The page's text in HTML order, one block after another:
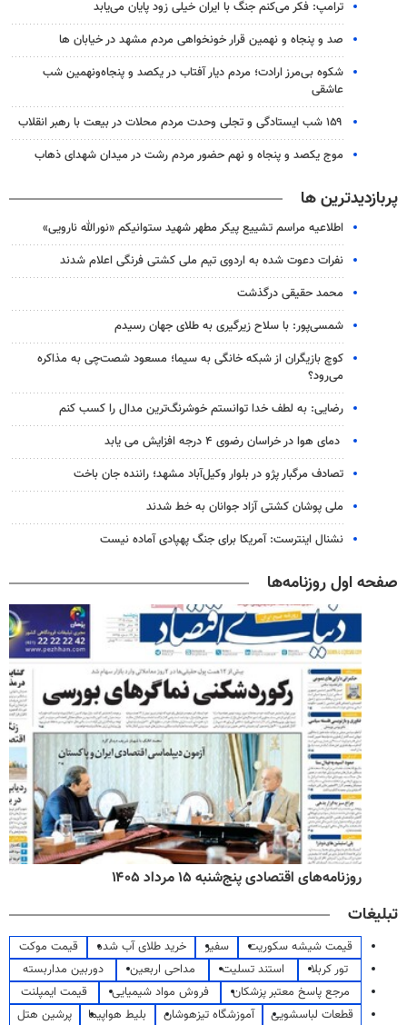
ترامپ: فکر می‌کنم جنگ با ایران خیلی زود پایان می‌یابد
صد و پنجاه و نهمین قرار خونخواهی مردم مشهد در خیابان ها
شکوه بی‌مرز ارادت؛ مردم دیار آفتاب در یکصد و پنجاه‌ونهمین شب
عاشقی
۱۵۹ شب ایستادگی و تجلی وحدت مردم محلات در بیعت با رهبر انقلاب
موج یکصد و پنجاه و نهم حضور مردم رشت در میدان شهدای ذهاب
پربازدیدترین ها
اطلاعیه مراسم تشییع پیکر مطهر شهید ستوانیکم «نورالله نارویی»
نفرات دعوت شده به اردوی تیم ملی کشتی فرنگی اعلام شدند
محمد حقیقی درگذشت
شمسی‌پور: با سلاح زیرگیری به طلای جهان رسیدم
کوچ بازیگران از شبکه خانگی به سیما؛ مسعود شصت‌چی به مذاکره
می‌رود؟
رضایی: به لطف خدا توانستم خوشرنگ‌ترین مدال را کسب کنم
دمای هوا در خراسان رضوی ۴ درجه افزایش می یابد
تصادف مرگبار پژو در بلوار وکیل‌آباد مشهد؛ راننده جان باخت
ملی پوشان کشتی آزاد جوانان به خط شدند
نشنال اینترست: آمریکا برای جنگ پهپادی آماده نیست
صفحه اول روزنامه‌ها
روزنامه‌های اقتصادی پنج‌شنبه ۱۵ مرداد ۱۴۰۵
تبلیغات
قیمت شیشه سکوریت سفیر خرید طلای آب شده
قیمت موکت
تور کربلا
استند تسلیت مداحی اربعین
دوربین مداربسته
مرجع پاسخ معتبر پزشکان
فروش مواد شیمیایی
قیمت ایمپلنت
قطعات لباسشویی
آموزشگاه تیزهوشان بلیط هواپیما
پرشین هتل